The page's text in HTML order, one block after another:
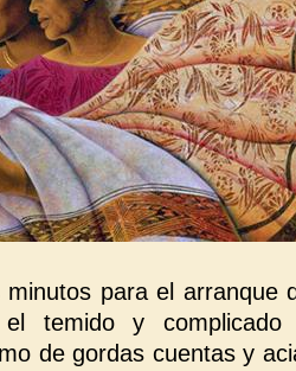
para el arranque
temido y complicado
de gordas cuentas y